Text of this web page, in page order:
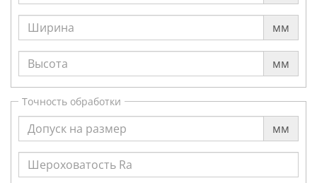
мм
мм
Точность обработки
мм